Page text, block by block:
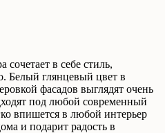
в себе стиль,
Белый глянцевый цвет в
фасадов выглядят очень
под любой современный
впишется в любой интерьер
и подарит радость в